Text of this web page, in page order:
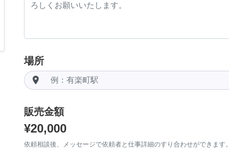
場所
room
販売金額
¥20,000
依頼相談後、メッセージで依頼者と仕事詳細のすり合わせができます。